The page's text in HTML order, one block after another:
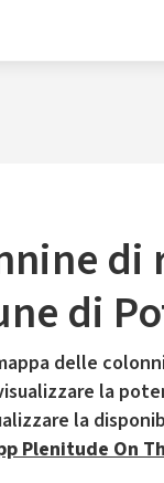
di
di
delle
la
la
Plenitude On